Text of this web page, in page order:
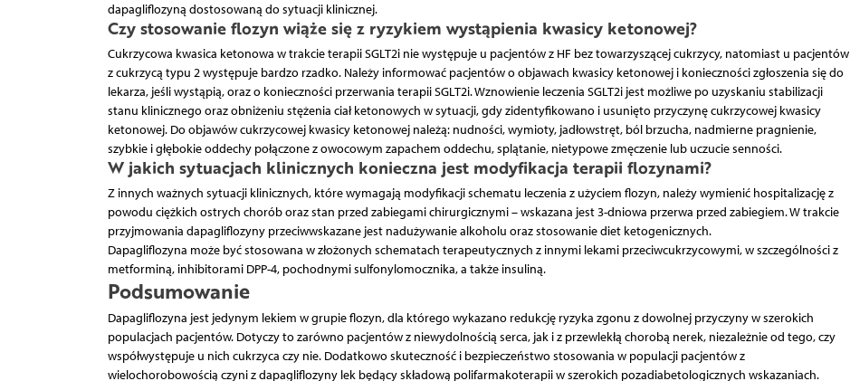
dapagliflozyną dostosowaną do sytuacji klinicznej.
Czy stosowanie flozyn wiąże się z ryzykiem wystąpienia kwasicy ketonowej?
Cukrzycowa kwasica ketonowa w trakcie terapii SGLT2i nie występuje u pacjentów z HF bez towarzyszącej cukrzycy, natomiast u pacjentów
z cukrzycą typu 2 występuje bardzo rzadko. Należy informować pacjentów o objawach kwasicy ketonowej i konieczności zgłoszenia się do
lekarza, jeśli wystąpią, oraz o konieczności przerwania terapii SGLT2i. Wznowienie leczenia SGLT2i jest możliwe po uzyskaniu stabilizacji
stanu klinicznego oraz obniżeniu stężenia ciał ketonowych w sytuacji, gdy zidentyfikowano i usunięto przyczynę cukrzycowej kwasicy
ketonowej. Do objawów cukrzycowej kwasicy ketonowej należą: nudności, wymioty, jadłowstręt, ból brzucha, nadmierne pragnienie,
szybkie i głębokie oddechy połączone z owocowym zapachem oddechu, splątanie, nietypowe zmęczenie lub uczucie senności.
W jakich sytuacjach klinicznych konieczna jest modyfikacja terapii flozynami?
Z innych ważnych sytuacji klinicznych, które wymagają modyfikacji schematu leczenia z użyciem flozyn, należy wymienić hospitalizację z
powodu ciężkich ostrych chorób oraz stan przed zabiegami chirurgicznymi – wskazana jest 3-dniowa przerwa przed zabiegiem. W trakcie
przyjmowania dapagliflozyny przeciwwskazane jest nadużywanie alkoholu oraz stosowanie diet ketogenicznych.
Dapagliflozyna może być stosowana w złożonych schematach terapeutycznych z innymi lekami przeciwcukrzycowymi, w szczególności z
metforminą, inhibitorami DPP-4, pochodnymi sulfonylomocznika, a także insuliną.
Podsumowanie
Dapagliflozyna jest jedynym lekiem w grupie flozyn, dla którego wykazano redukcję ryzyka zgonu z dowolnej przyczyny w szerokich
populacjach pacjentów. Dotyczy to zarówno pacjentów z niewydolnością serca, jak i z przewlekłą chorobą nerek, niezależnie od tego, czy
współwystępuje u nich cukrzyca czy nie. Dodatkowo skuteczność i bezpieczeństwo stosowania w populacji pacjentów z
wielochorobowością czyni z dapagliflozyny lek będący składową polifarmakoterapii w szerokich pozadiabetologicznych wskazaniach.